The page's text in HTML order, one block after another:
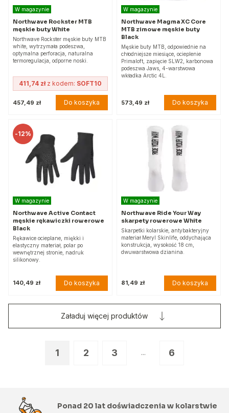
W magazynie
Northwave Rockster MTB
męskie buty White
Northwave Rockster męskie buty MTB
white, wytrzymała podeszwa,
optymalna perforacja, naturalna
termoregulacja, odporne noski.
411,74 złz kodem: SOFT10
457,49 zł Do koszyka
W magazynie
Northwave Magma XC Core
MTB zimowe męskie buty
Black
Męskie buty MTB, odpowiednie na
chłodniejsze miesiące, ocieplenie
Primaloft, zapięcie SLW2, karbonowa
podeszwa Jaws, 4-warstwowa
wkładka Arctic 4L.
573,49 zł Do koszyka
-12%
W magazynie
Northwave Active Contact
męskie rękawiczki rowerowe
Black
Rękawice ocieplane, miękki i
elastyczny materiał, polar po
wewnętrznej stronie, nadruk
silikonowy.
140,49 zł Do koszyka
W magazynie
Northwave Ride Your Way
skarpety rowerowe White
Skarpetki kolarskie, antybakteryjny
materiał Meryl Skinlife, oddychająca
konstrukcja, wysokość 18 cm,
dwuwarstwowa dzianina.
81,49 zł Do koszyka
1 2 3 ... 6
Załaduj więcej produktów
Ponad 20 lat doświadczenia w kolarstwie